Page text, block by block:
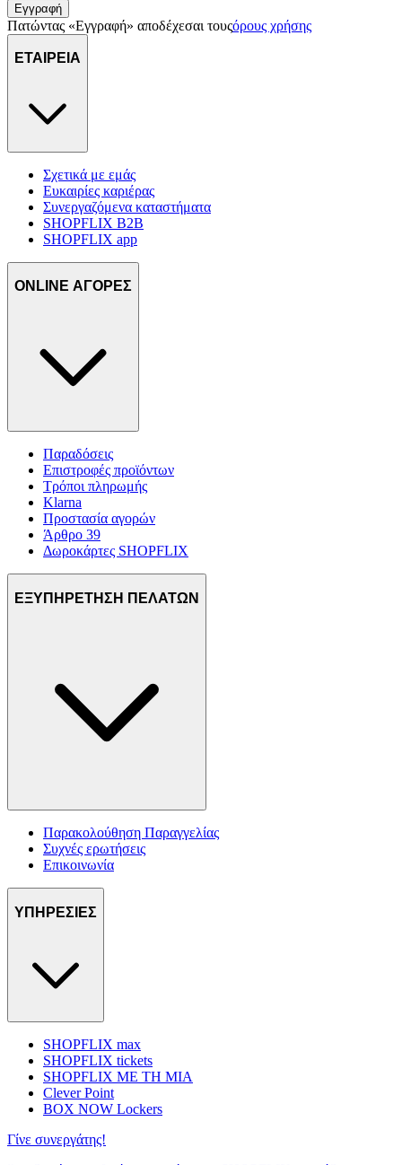
Εγγραφή
Πατώντας «Εγγραφή» αποδέχεσαι τουςόρους χρήσης
ΕΤΑΙΡΕΙΑ
Σχετικά με εμάς
Ευκαιρίες καριέρας
Συνεργαζόμενα καταστήματα
SHOPFLIX B2B
SHOPFLIX app
ONLINE ΑΓΟΡΕΣ
Παραδόσεις
Επιστροφές προϊόντων
Τρόποι πληρωμής
Klarna
Προστασία αγορών
Άρθρο 39
Δωροκάρτες SHOPFLIX
ΕΞΥΠΗΡΕΤΗΣΗ ΠΕΛΑΤΩΝ
Παρακολούθηση Παραγγελίας
Συχνές ερωτήσεις
Επικοινωνία
ΥΠΗΡΕΣΙΕΣ
SHOPFLIX max
SHOPFLIX tickets
SHOPFLIX ΜΕ ΤΗ ΜΙΑ
Clever Point
BOX NOW Lockers
Γίνε συνεργάτης!